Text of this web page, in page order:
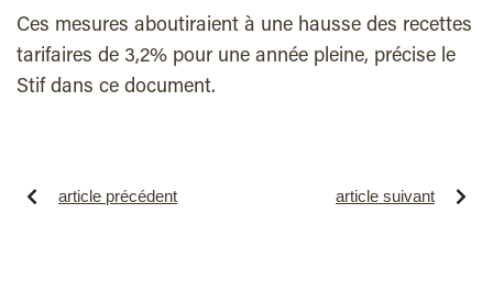
Ces mesures aboutiraient à une hausse des recettes
tarifaires de 3,2% pour une année pleine, précise le
Stif dans ce document.
article précédent article suivant